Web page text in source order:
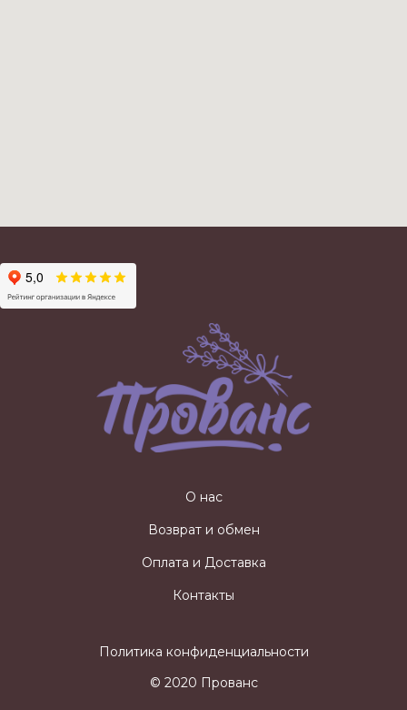
© 2020 Прованс
О нас
Возврат и обмен
Оплата и Доставка
Контакты
Политика конфиденциальности